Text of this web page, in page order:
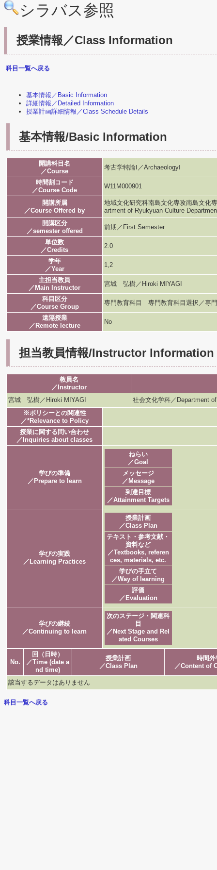
シラバス参照
授業情報／Class Information
科目一覧へ戻る
基本情報／Basic Information
詳細情報／Detailed Information
授業計画詳細情報／Class Schedule Details
基本情報/Basic Information
開講科目名
／Course
考古学特論Ⅰ／ArchaeologyⅠ
時間割コード
／Course Code
W11M000901
開講所属
／Course Offered by
地域文化研究科南島文化専攻南島文化
artment of Ryukyuan Culture
開講区分
／semester offered
前期／First Semester
単位数
／Credits
2.0
学年
／Year
1,2
主担当教員
／Main Instructor
宮城 弘樹／Hiroki MIYAGI
科目区分
／Course Group
専門教育科目 専門教育科目選択／専
遠隔授業
／Remote lecture
No
担当教員情報/Instructor Information
教員名
／Instructor
宮城 弘樹／Hiroki MIYAGI
社会文化学科／Department
※ポリシーとの関連性
／*Relevance to Policy
授業に関する問い合わせ
／Inquiries about classes
学びの準備
／Prepare to learn
ねらい
／Goal
メッセージ
／Message
到達目標
／Attainment Targets
学びの実践
／Learning Practices
授業計画
／Class Plan
テキスト・参考文献・
資料など
／Textbooks, referen
ces, materials, etc.
学びの手立て
／Way of learning
評価
／Evaluation
学びの継続
／Continuing to learn
次のステージ・関連科
目
／Next Stage and Rel
ated Courses
No.
回（日時）
／Time (date a
nd time)
授業計画
／Class Plan
時間外
／Content of
該当するデータはありません
科目一覧へ戻る